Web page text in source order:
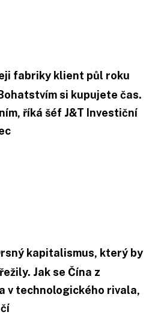
fabriky klient půl roku
si kupujete čas.
říká šéf J&T Investiční
kapitalismus, který by
Jak se Čína z
v technologického rivala,